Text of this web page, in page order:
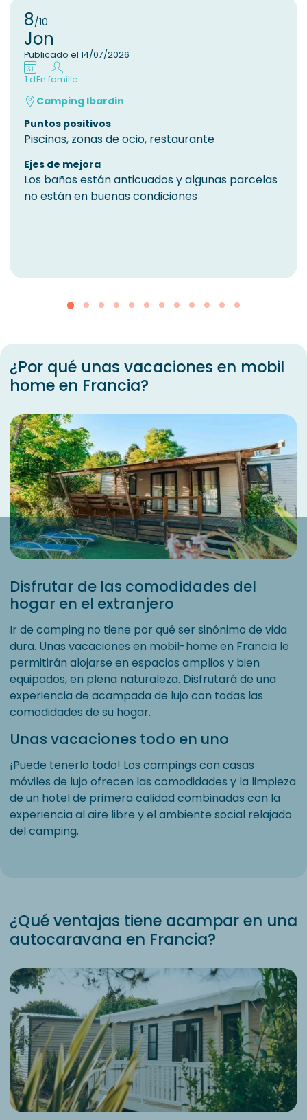
8/10
Jon
Publicado el 14/07/2026
1 dEn famille
Camping Ibardin
Puntos positivos
Piscinas, zonas de ocio, restaurante
Ejes de mejora
Los baños están anticuados y algunas parcelas
no están en buenas condiciones
¿Por qué unas vacaciones en mobil
home en Francia?
Disfrutar de las comodidades del
hogar en el extranjero
Ir de camping no tiene por qué ser sinónimo de vida
dura. Unas vacaciones en mobil-home en Francia le
permitirán alojarse en espacios amplios y bien
equipados, en plena naturaleza. Disfrutará de una
experiencia de acampada de lujo con todas las
comodidades de su hogar.
Unas vacaciones todo en uno
¡Puede tenerlo todo! Los campings con casas
móviles de lujo ofrecen las comodidades y la limpieza
de un hotel de primera calidad combinadas con la
experiencia al aire libre y el ambiente social relajado
del camping.
¿Qué ventajas tiene acampar en una
autocaravana en Francia?